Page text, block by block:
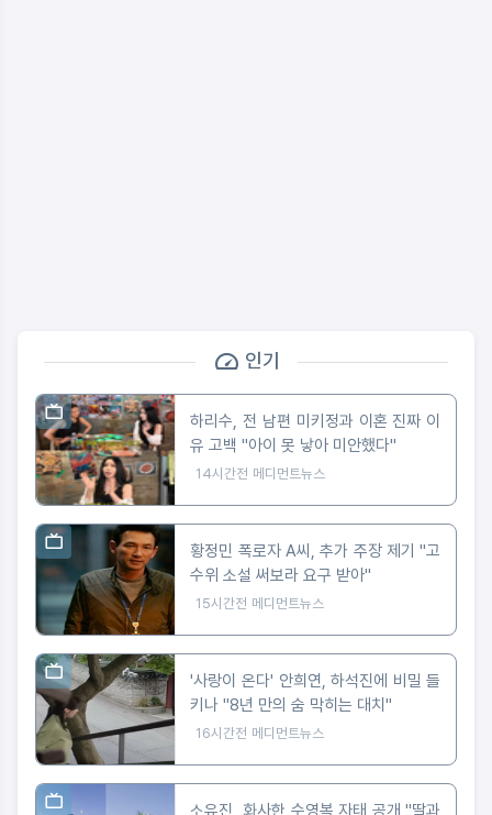
인기
하리수, 전 남편 미키정과 이혼 진짜 이
유 고백 "아이 못 낳아 미안했다"
14시간전 메디먼트뉴스
황정민 폭로자 A씨, 추가 주장 제기 "고
수위 소설 써보라 요구 받아"
15시간전 메디먼트뉴스
'사랑이 온다' 안희연, 하석진에 비밀 들
키나 "8년 만의 숨 막히는 대치"
16시간전 메디먼트뉴스
소유진, 화사한 수영복 자태 공개 "딸과